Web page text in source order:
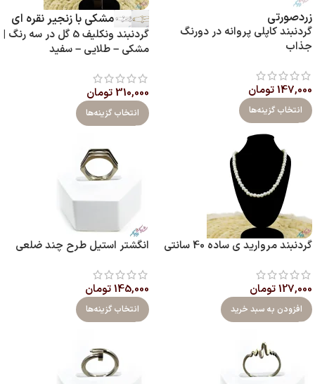
زردصورتی
گردنبند کاپلی پروانه در دورنگ
جذاب
147,000تومان
انتخاب گزینه‌ها
مشکی با زنجیر نقره ای
گردنبند ونکلیف 5 گل در سه رنگ |
مشکی – طلایی – سفید
310,000تومان
انتخاب گزینه‌ها
گردنبند مروارید ی ساده 40 سانتی
127,000تومان
افزودن به سبد خرید
انگشتر استیل طرح چند ضلعی
145,000تومان
انتخاب گزینه‌ها